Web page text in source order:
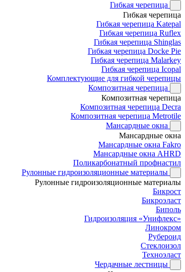
Гибкая черепица
Гибкая черепица
Гибкая черепица Katepal
Гибкая черепица Ruflex
Гибкая черепица Shinglas
Гибкая черепица Docke Pie
Гибкая черепица Malarkey
Гибкая черепица Icopal
Комплектующие для гибкой черепицы
Композитная черепица
Композитная черепица
Композитная черепица Decra
Композитная черепица Metrotile
Мансардные окна
Мансардные окна
Мансардные окна Fakro
Мансардные окна AHRD
Поликарбонатный профнастил
Рулонные гидроизоляционные материалы
Рулонные гидроизоляционные материалы
Бикрост
Бикроэласт
Биполь
Гидроизоляция «Унифлекс»
Линокром
Рубероид
Стеклоизол
Техноэласт
Чердачные лестницы